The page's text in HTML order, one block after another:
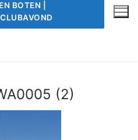
BOTEN |
(2)